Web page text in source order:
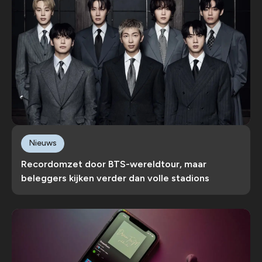
Recordomzet door BTS-wereldtour, maar
beleggers kijken verder dan volle stadions
Nieuws